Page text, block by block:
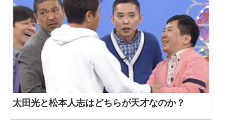
太田光と松本人志はどちらが天才なのか？